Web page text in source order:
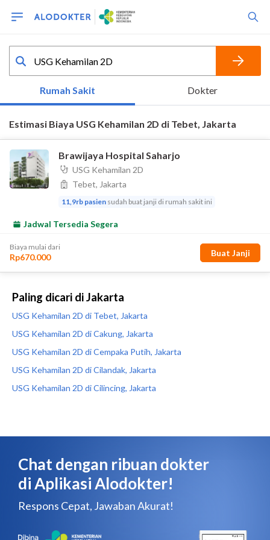
Paling dicari di Jakarta
USG Kehamilan 2D di Tebet, Jakarta
USG Kehamilan 2D di Cakung, Jakarta
USG Kehamilan 2D di Cempaka Putih, Jakarta
USG Kehamilan 2D di Cilandak, Jakarta
USG Kehamilan 2D di Cilincing, Jakarta